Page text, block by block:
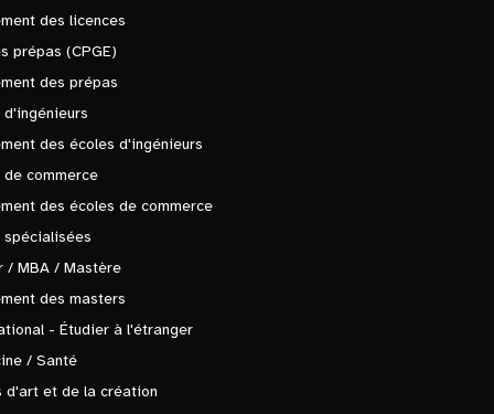
des licences
prépas (CPGE)
des prépas
d'ingénieurs
des écoles d'ingénieurs
de commerce
des écoles de commerce
spécialisées
/ MBA / Mastère
des masters
- Étudier à l'étranger
/ Santé
d'art et de la création